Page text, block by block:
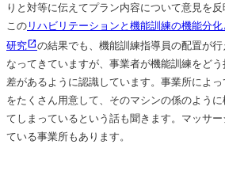
りと対等に伝えてプラン内容について意見を反
この リハビリテーションと機能訓練の機能分
研究
の結果でも、機能訓練指導員の配置が
なってきていますが、事業者が機能訓練をど
差があるように認識しています。事業所によ
をたくさん用意して、そのマシンの係のよう
てしまっているという話も聞きます。マッサ
ている事業所もあります。